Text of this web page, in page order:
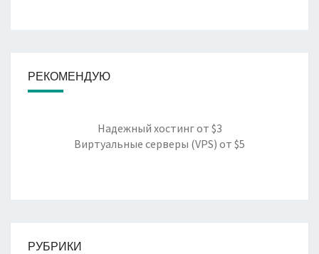
РЕКОМЕНДУЮ
Надежный хостингот $3
Виртуальные серверы (VPS) от $5
РУБРИКИ